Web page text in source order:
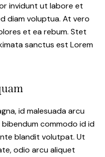
invidunt ut labore et
diam voluptua. At vero
et ea rebum. Stet
sanctus est Lorem
id malesuada arcu
commodo id id
blandit volutpat. Ut
odio arcu aliquet